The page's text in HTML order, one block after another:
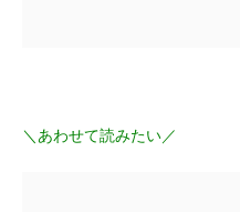
＼あわせて読みたい／